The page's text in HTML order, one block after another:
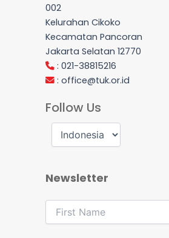
002
Kelurahan Cikoko
Kecamatan Pancoran
Jakarta Selatan 12770
: 021-38815216
: office@tuk.or.id
Follow Us
Newsletter